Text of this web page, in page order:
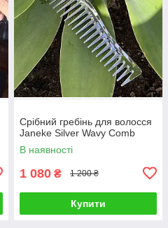
Срібний гребінь для волосся
Janeke Silver Wavy Comb
В наявності
1 080 ₴ 1 200 ₴
Купити